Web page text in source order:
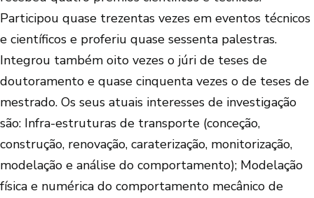
Participou quase trezentas vezes em eventos técnicos
e científicos e proferiu quase sessenta palestras.
Integrou também oito vezes o júri de teses de
doutoramento e quase cinquenta vezes o de teses de
mestrado. Os seus atuais interesses de investigação
são: Infra-estruturas de transporte (conceção,
construção, renovação, caraterização, monitorização,
modelação e análise do comportamento); Modelação
física e numérica do comportamento mecânico de